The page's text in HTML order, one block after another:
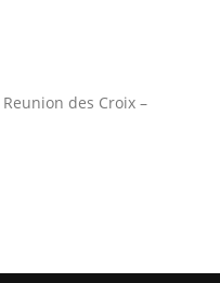
des Croix –